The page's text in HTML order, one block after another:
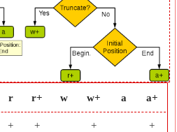
r r+ w w+ a a+
+ + + +